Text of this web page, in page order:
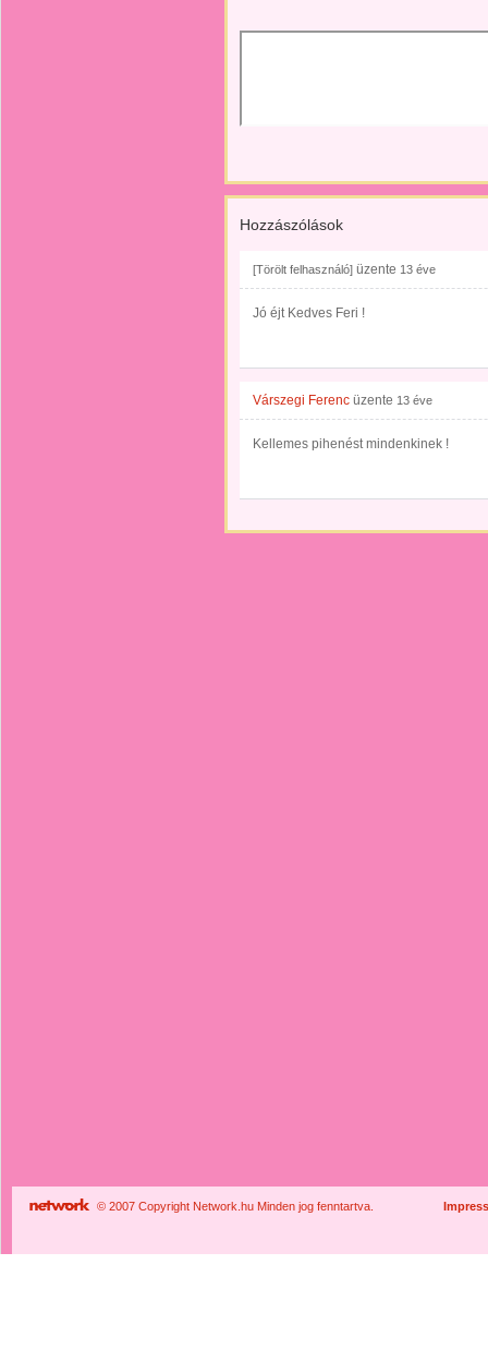
Hozzászólások
[Törölt felhasználó] üzente 13 éve
Jó éjt Kedves Feri !
Várszegi Ferenc üzente 13 éve
Kellemes pihenést mindenkinek !
© 2007 Copyright Network.hu Minden jog fenntartva.